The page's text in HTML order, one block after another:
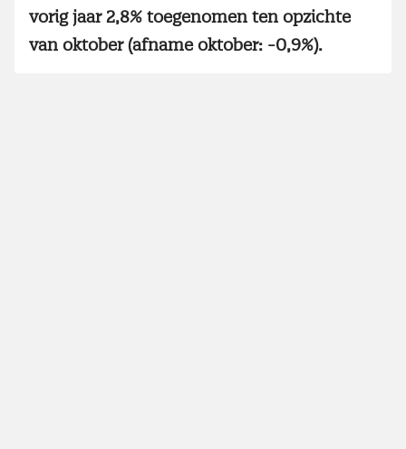
vorig jaar 2,8% toegenomen ten opzichte
van oktober (afname oktober: -0,9%).